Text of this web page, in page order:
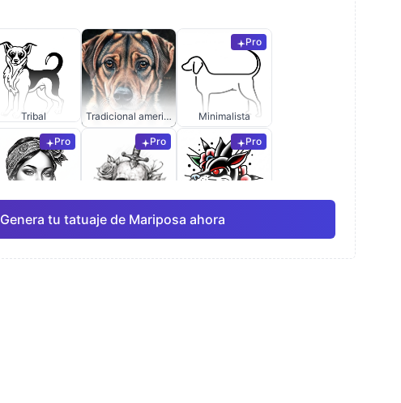
Tribal Tradicional americano
Pro
Minimalista
Pro
Acuarela
Pro
Línea fina
Pro
Anime
Genera tu tatuaje de Mariposa ahora